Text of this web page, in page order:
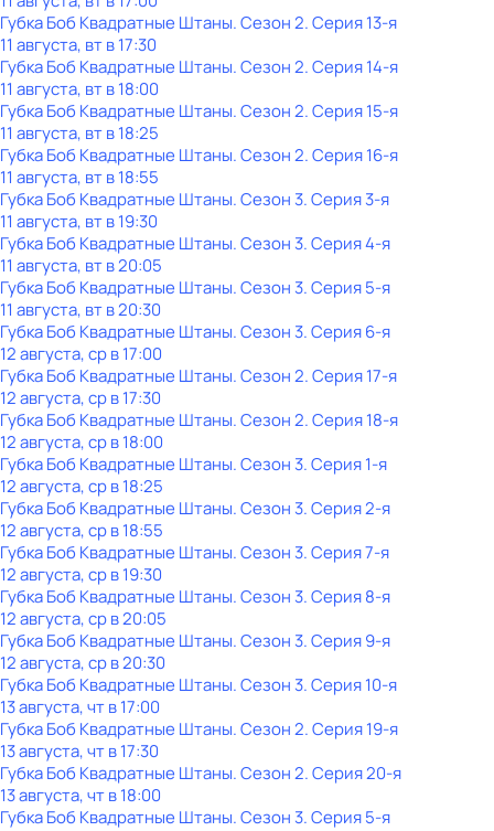
Губка Боб Квадратные Штаны. Сезон 2. Серия 13-я
11 августа, вт в 17:30
Губка Боб Квадратные Штаны. Сезон 2. Серия 14-я
11 августа, вт в 18:00
Губка Боб Квадратные Штаны. Сезон 2. Серия 15-я
11 августа, вт в 18:25
Губка Боб Квадратные Штаны. Сезон 2. Серия 16-я
11 августа, вт в 18:55
Губка Боб Квадратные Штаны. Сезон 3. Серия 3-я
11 августа, вт в 19:30
Губка Боб Квадратные Штаны. Сезон 3. Серия 4-я
11 августа, вт в 20:05
Губка Боб Квадратные Штаны. Сезон 3. Серия 5-я
11 августа, вт в 20:30
Губка Боб Квадратные Штаны. Сезон 3. Серия 6-я
12 августа, ср в 17:00
Губка Боб Квадратные Штаны. Сезон 2. Серия 17-я
12 августа, ср в 17:30
Губка Боб Квадратные Штаны. Сезон 2. Серия 18-я
12 августа, ср в 18:00
Губка Боб Квадратные Штаны. Сезон 3. Серия 1-я
12 августа, ср в 18:25
Губка Боб Квадратные Штаны. Сезон 3. Серия 2-я
12 августа, ср в 18:55
Губка Боб Квадратные Штаны. Сезон 3. Серия 7-я
12 августа, ср в 19:30
Губка Боб Квадратные Штаны. Сезон 3. Серия 8-я
12 августа, ср в 20:05
Губка Боб Квадратные Штаны. Сезон 3. Серия 9-я
12 августа, ср в 20:30
Губка Боб Квадратные Штаны. Сезон 3. Серия 10-я
13 августа, чт в 17:00
Губка Боб Квадратные Штаны. Сезон 2. Серия 19-я
13 августа, чт в 17:30
Губка Боб Квадратные Штаны. Сезон 2. Серия 20-я
13 августа, чт в 18:00
Губка Боб Квадратные Штаны. Сезон 3. Серия 5-я